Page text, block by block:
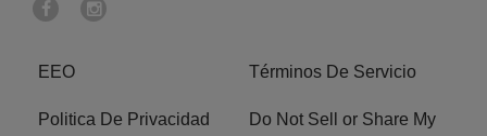
EEO Términos De Servicio
Politica De Privacidad
Do Not Sell or Share My